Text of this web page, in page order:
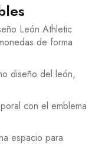
León Athletic
de forma
diseño del león,
con el emblema
espacio para